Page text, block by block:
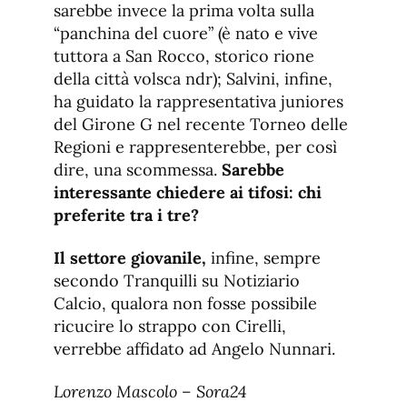
sarebbe invece la prima volta sulla
“panchina del cuore” (è nato e vive
tuttora a San Rocco, storico rione
della città volsca ndr); Salvini, infine,
ha guidato la rappresentativa juniores
del Girone G nel recente Torneo delle
Regioni e rappresenterebbe, per così
dire, una scommessa. Sarebbe
interessante chiedere ai tifosi: chi
preferite tra i tre?
Il settore giovanile, infine, sempre
secondo Tranquilli su Notiziario
Calcio, qualora non fosse possibile
ricucire lo strappo con Cirelli,
verrebbe affidato ad Angelo Nunnari.
Lorenzo Mascolo – Sora24